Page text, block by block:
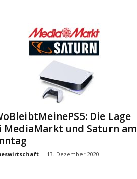
Die Lage
MediaMarkt und Saturn am
- 13. Dezember 2020